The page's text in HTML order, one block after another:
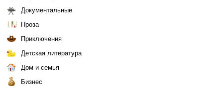
Документальные
Проза
Приключения
Детская литература
Дом и семья
Бизнес